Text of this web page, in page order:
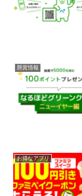
懸賞情報
お得なアプリ